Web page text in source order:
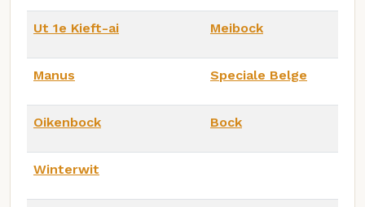
Ut 1e Kieft-ai Meibock
Manus Speciale Belge
Oikenbock Bock
Winterwit